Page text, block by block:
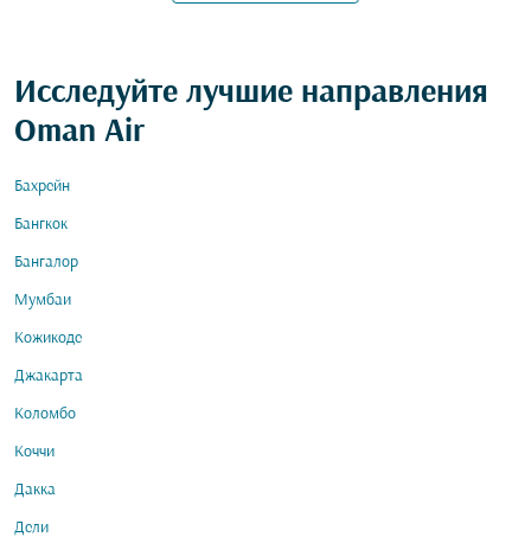
Исследуйте лучшие направления
Oman Air
Бахрейн
Бангкок
Бангалор
Мумбаи
Кожикоде
Джакарта
Коломбо
Коччи
Дакка
Дели